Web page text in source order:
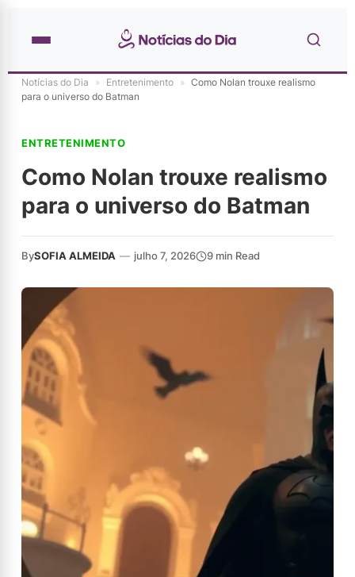
Notícias do Dia » Entretenimento » Como Nolan trouxe realismo
para o universo do Batman
ENTRETENIMENTO
Como Nolan trouxe realismo
para o universo do Batman
BySOFIA ALMEIDA — julho 7, 2026 9 min Read